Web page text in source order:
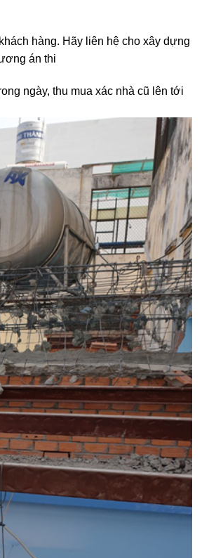
hàng. Hãy liên hệ cho xây dựng
án thi
ngày, thu mua xác nhà cũ lên tới